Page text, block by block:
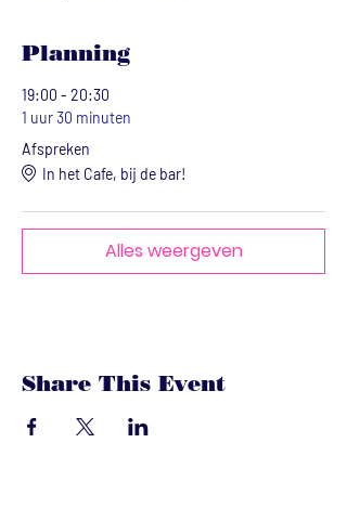
Planning
19:00 - 20:30
1 uur 30 minuten
Afspreken
In het Cafe, bij de bar!
Alles weergeven
Share This Event